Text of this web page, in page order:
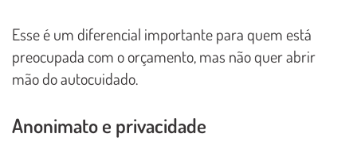
Esse é um diferencial importante para quem está
preocupada com o orçamento, mas não quer abrir
mão do autocuidado.
Anonimato e privacidade